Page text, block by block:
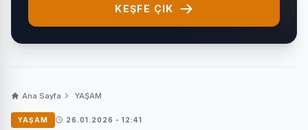
KEŞFE ÇIK
Ana Sayfa YAŞAM
YAŞAM 26.01.2026 - 12:41